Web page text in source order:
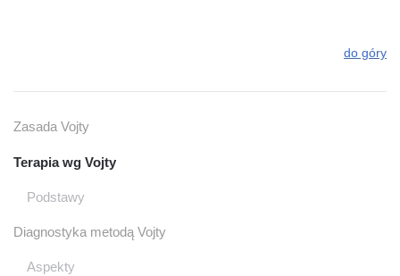
do góry
Zasada Vojty
Terapia wg Vojty
Podstawy
Diagnostyka metodą Vojty
Aspekty